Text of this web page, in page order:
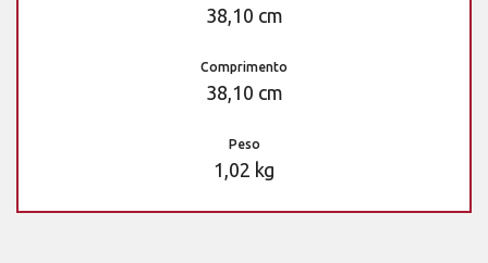
38,10 cm
Comprimento
38,10 cm
Peso
1,02 kg